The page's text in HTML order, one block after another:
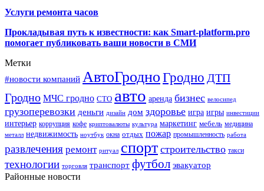
Услуги ремонта часов
Прокладывая путь к известности: как Smart-platform.pro
помогает публиковать ваши новости в СМИ
Метки
#новости компаний АвтоГродноГродно ДТП
Гродно МЧС гродно СТО авто аренда бизнес велосипед
грузоперевозки деньги дизайн дом здоровье игра игры инвестиции
интерьер коррупция кофе криптовалюты культура маркетинг мебель медицина
металл недвижимость ноутбук окна отдых пожар промышленность работа
развлечения ремонт ритуал спорт строительство такси
технологии торговля транспорт футбол эвакуатор
Районные новости